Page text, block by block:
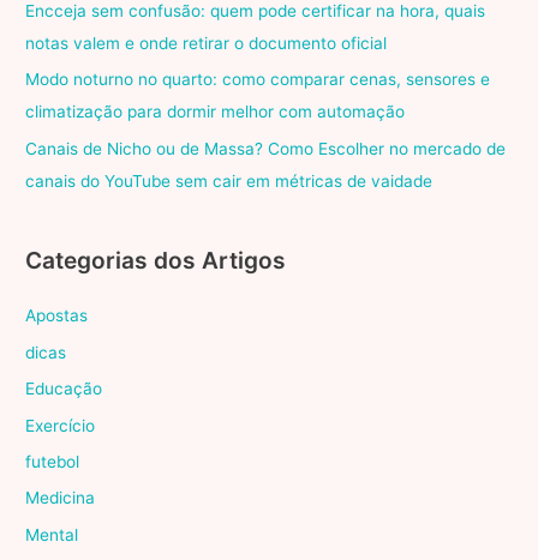
Encceja sem confusão: quem pode certificar na hora, quais
notas valem e onde retirar o documento oficial
Modo noturno no quarto: como comparar cenas, sensores e
climatização para dormir melhor com automação
Canais de Nicho ou de Massa? Como Escolher no mercado de
canais do YouTube sem cair em métricas de vaidade
Categorias dos Artigos
Apostas
dicas
Educação
Exercício
futebol
Medicina
Mental